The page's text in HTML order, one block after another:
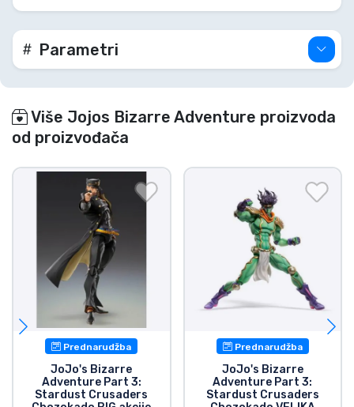
Parametri
Više Jojos Bizarre Adventure proizvoda
od proizvođača
Prednarudžba
JoJo's Bizarre
Adventure Part 3:
Stardust Crusaders
Prednarudžba
JoJo's Bizarre
Adventure Part 3:
Stardust Crusaders